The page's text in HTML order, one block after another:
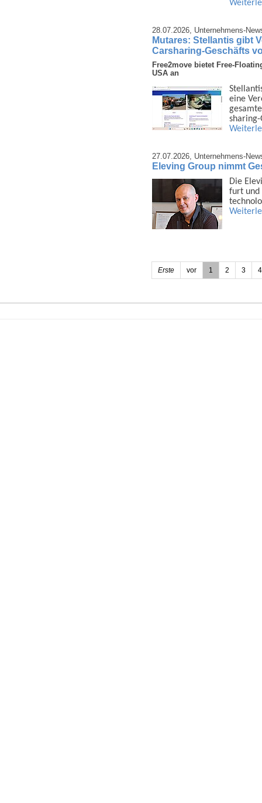
28.07.2026, Unternehmens-
Mutares: Stellantis gibt
Carsharing-Geschäfts
Free2move bietet Free-
USA an
eine
27.07.2026, Unternehmens-
Eleving Group nimmt
Die
furt und
Erste vor 1 2 3 4